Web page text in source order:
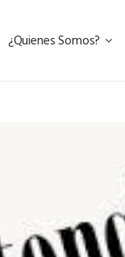
¿Quienes Somos?